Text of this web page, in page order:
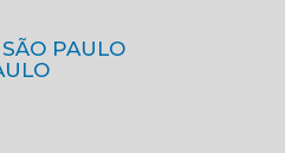
SÃO PAULO